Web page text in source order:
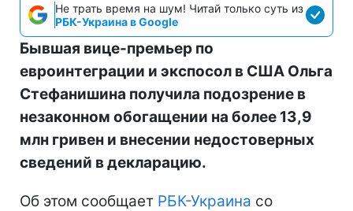
Не трать время на шум! Читай только суть из
РБК-Украина в Google
Бывшая вице-премьер по
евроинтеграции и экспосол в США Ольга
Стефанишина получила подозрение в
незаконном обогащении на более 13,9
млн гривен и внесении недостоверных
сведений в декларацию.
Об этом сообщает РБК-Украина со